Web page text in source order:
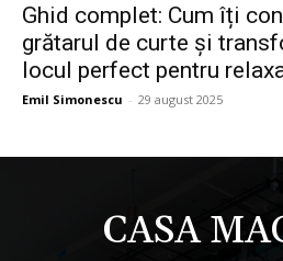
Ghid complet: Cum îți
grătarul de curte și
locul perfect pentru
Emil Simonescu - 29 august 2025
CASA